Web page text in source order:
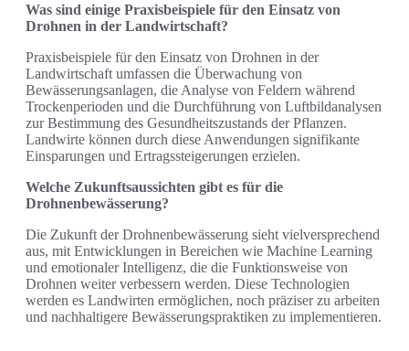
Was sind einige Praxisbeispiele für den Einsatz von
Drohnen in der Landwirtschaft?
Praxisbeispiele für den Einsatz von Drohnen in der
Landwirtschaft umfassen die Überwachung von
Bewässerungsanlagen, die Analyse von Feldern während
Trockenperioden und die Durchführung von Luftbildanalysen
zur Bestimmung des Gesundheitszustands der Pflanzen.
Landwirte können durch diese Anwendungen signifikante
Einsparungen und Ertragssteigerungen erzielen.
Welche Zukunftsaussichten gibt es für die
Drohnenbewässerung?
Die Zukunft der Drohnenbewässerung sieht vielversprechend
aus, mit Entwicklungen in Bereichen wie Machine Learning
und emotionaler Intelligenz, die die Funktionsweise von
Drohnen weiter verbessern werden. Diese Technologien
werden es Landwirten ermöglichen, noch präziser zu arbeiten
und nachhaltigere Bewässerungspraktiken zu implementieren.